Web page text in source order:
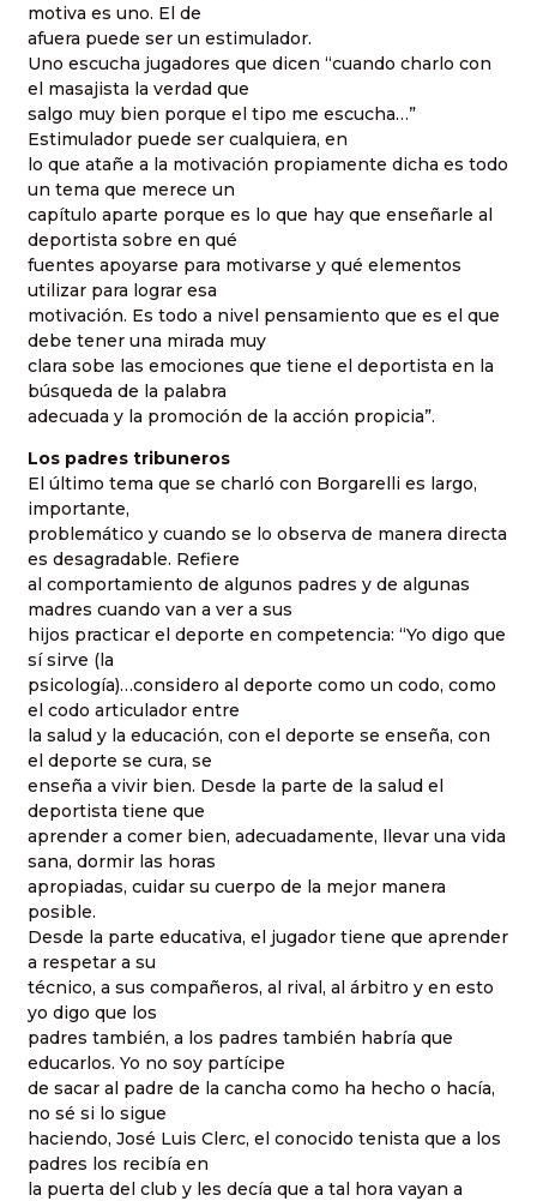
motiva es uno. El de
afuera puede ser un estimulador.
Uno escucha jugadores que dicen “cuando charlo con
el masajista la verdad que
salgo muy bien porque el tipo me escucha…”
Estimulador puede ser cualquiera, en
lo que atañe a la motivación propiamente dicha es todo
un tema que merece un
capítulo aparte porque es lo que hay que enseñarle al
deportista sobre en qué
fuentes apoyarse para motivarse y qué elementos
utilizar para lograr esa
motivación. Es todo a nivel pensamiento que es el que
debe tener una mirada muy
clara sobe las emociones que tiene el deportista en la
búsqueda de la palabra
adecuada y la promoción de la acción propicia”.
Los padres tribuneros
El último tema que se charló con Borgarelli es largo,
importante,
problemático y cuando se lo observa de manera directa
es desagradable. Refiere
al comportamiento de algunos padres y de algunas
madres cuando van a ver a sus
hijos practicar el deporte en competencia: “Yo digo que
sí sirve (la
psicología)…considero al deporte como un codo, como
el codo articulador entre
la salud y la educación, con el deporte se enseña, con
el deporte se cura, se
enseña a vivir bien. Desde la parte de la salud el
deportista tiene que
aprender a comer bien, adecuadamente, llevar una vida
sana, dormir las horas
apropiadas, cuidar su cuerpo de la mejor manera
posible.
Desde la parte educativa, el jugador tiene que aprender
a respetar a su
técnico, a sus compañeros, al rival, al árbitro y en esto
yo digo que los
padres también, a los padres también habría que
educarlos. Yo no soy partícipe
de sacar al padre de la cancha como ha hecho o hacía,
no sé si lo sigue
haciendo, José Luis Clerc, el conocido tenista que a los
padres los recibía en
la puerta del club y les decía que a tal hora vayan a